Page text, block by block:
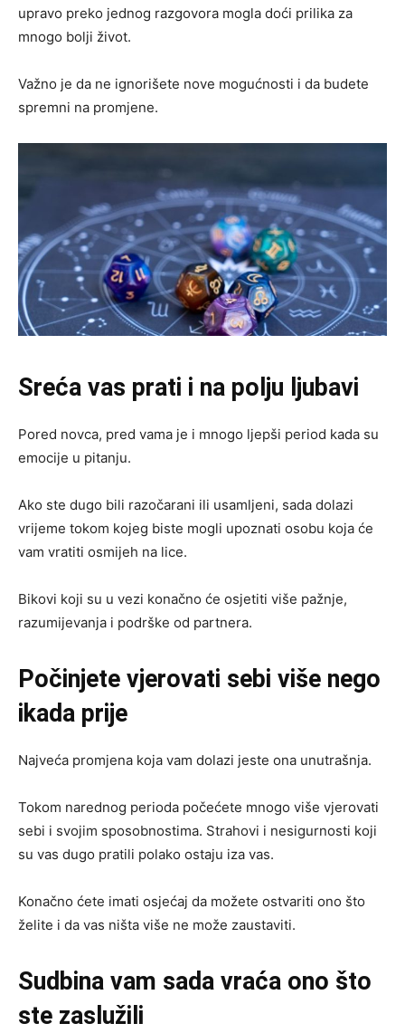
upravo preko jednog razgovora mogla doći prilika za
mnogo bolji život.
Važno je da ne ignorišete nove mogućnosti i da budete
spremni na promjene.
Sreća vas prati i na polju ljubavi
Pored novca, pred vama je i mnogo ljepši period kada su
emocije u pitanju.
Ako ste dugo bili razočarani ili usamljeni, sada dolazi
vrijeme tokom kojeg biste mogli upoznati osobu koja će
vam vratiti osmijeh na lice.
Bikovi koji su u vezi konačno će osjetiti više pažnje,
razumijevanja i podrške od partnera.
Počinjete vjerovati sebi više nego
ikada prije
Najveća promjena koja vam dolazi jeste ona unutrašnja.
Tokom narednog perioda počećete mnogo više vjerovati
sebi i svojim sposobnostima. Strahovi i nesigurnosti koji
su vas dugo pratili polako ostaju iza vas.
Konačno ćete imati osjećaj da možete ostvariti ono što
želite i da vas ništa više ne može zaustaviti.
Sudbina vam sada vraća ono što
ste zaslužili